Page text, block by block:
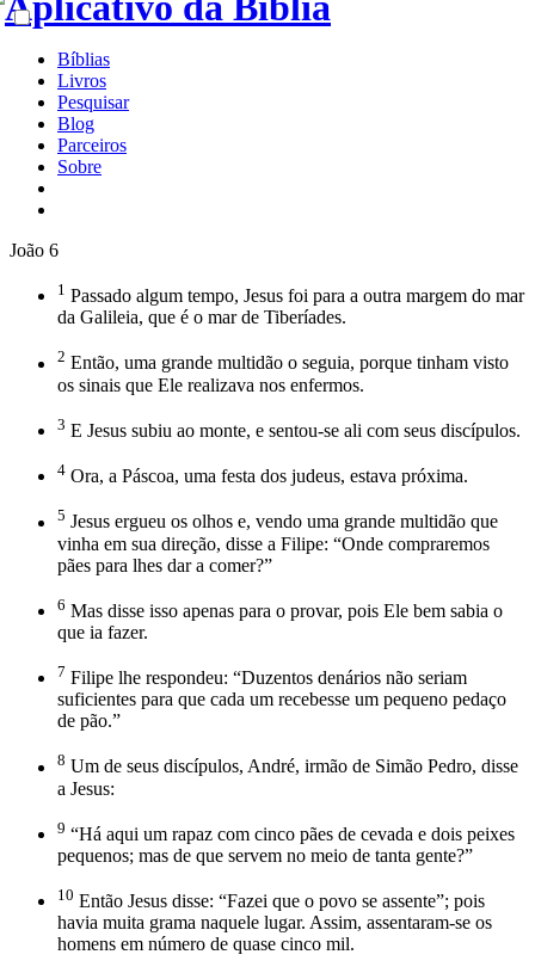
Bíblias
Livros
Pesquisar
Blog
Parceiros
Sobre
João 6
1 Passado algum tempo, Jesus foi para a outra margem do mar
da Galileia, que é o mar de Tiberíades.
2 Então, uma grande multidão o seguia, porque tinham visto
os sinais que Ele realizava nos enfermos.
3 E Jesus subiu ao monte, e sentou-se ali com seus discípulos.
4 Ora, a Páscoa, uma festa dos judeus, estava próxima.
5 Jesus ergueu os olhos e, vendo uma grande multidão que
vinha em sua direção, disse a Filipe: “Onde compraremos
pães para lhes dar a comer?”
6 Mas disse isso apenas para o provar, pois Ele bem sabia o
que ia fazer.
7 Filipe lhe respondeu: “Duzentos denários não seriam
suficientes para que cada um recebesse um pequeno pedaço
de pão.”
8 Um de seus discípulos, André, irmão de Simão Pedro, disse
a Jesus:
9 “Há aqui um rapaz com cinco pães de cevada e dois peixes
pequenos; mas de que servem no meio de tanta gente?”
10 Então Jesus disse: “Fazei que o povo se assente”; pois
havia muita grama naquele lugar. Assim, assentaram-se os
homens em número de quase cinco mil.